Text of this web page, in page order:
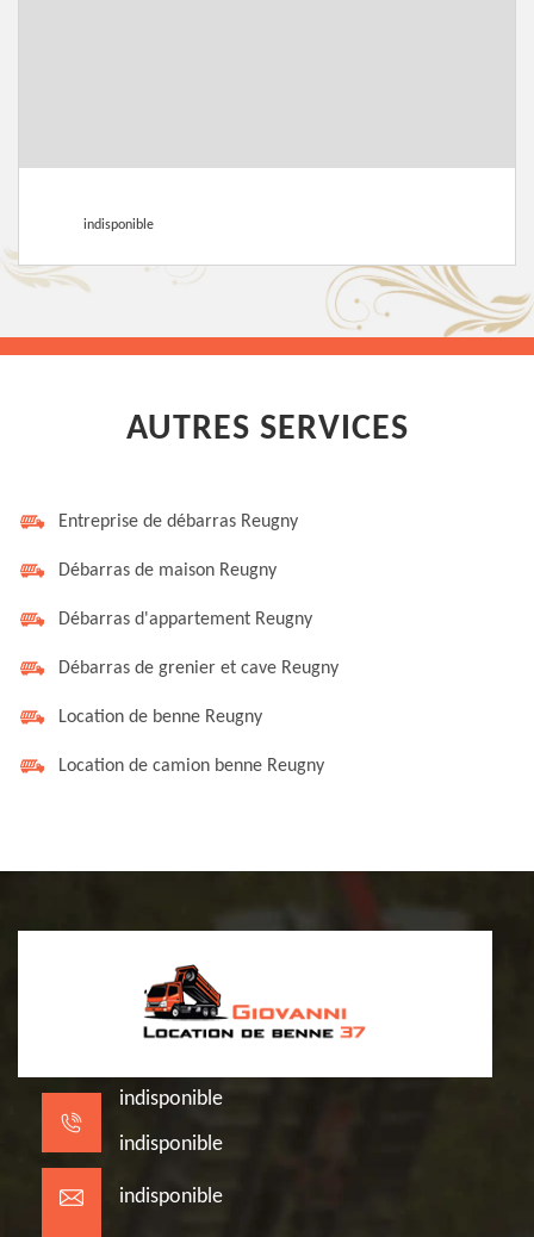
indisponible
AUTRES SERVICES
Entreprise de débarras Reugny
Débarras de maison Reugny
Débarras d'appartement Reugny
Débarras de grenier et cave Reugny
Location de benne Reugny
Location de camion benne Reugny
indisponible
indisponible
indisponible